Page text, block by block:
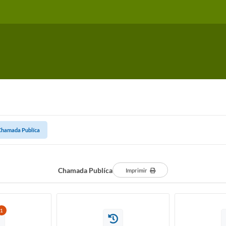
Publíca
Chamada Publíca Imprimir
1